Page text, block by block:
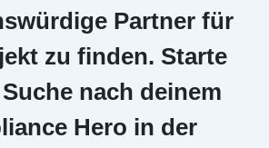
Partner für
zu finden. Starte
nach deinem
Hero in der